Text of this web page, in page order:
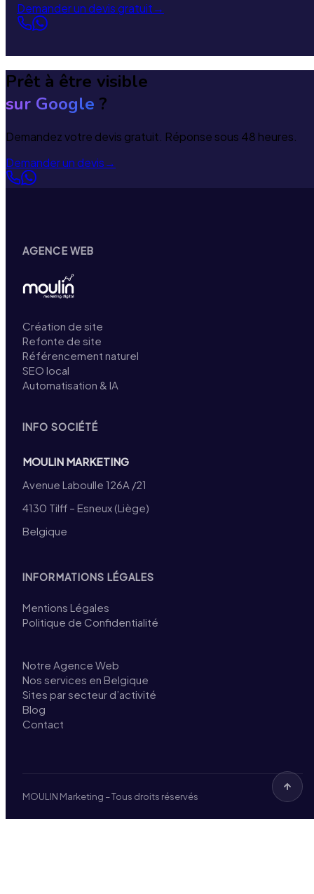
Demander un devis gratuit→
Prêt à être visible
sur Google ?
Demandez votre devis gratuit. Réponse sous 48 heures.
Demander un devis→
AGENCE WEB
Création de site
Refonte de site
Référencement naturel
SEO local
Automatisation & IA
INFO SOCIÉTÉ
MOULIN MARKETING
Avenue Laboulle 126A /21
4130 Tilff – Esneux (Liège)
Belgique
INFORMATIONS LÉGALES
Mentions Légales
Politique de Confidentialité
Notre Agence Web
Nos services en Belgique
Sites par secteur d’activité
Blog
Contact
MOULIN Marketing – Tous droits réservés